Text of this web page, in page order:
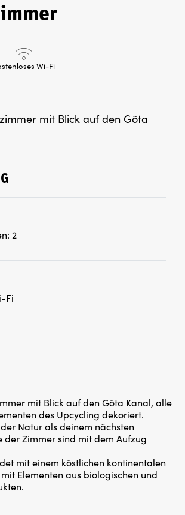
Wi-Fi
mit Blick auf den Göta
2
Fi
mit Blick auf den Göta Kanal, alle
des Upcycling dekoriert.
Natur als deinem nächsten
der Zimmer sind mit dem Aufzug
mit einem köstlichen kontinentalen
Elementen aus biologischen und